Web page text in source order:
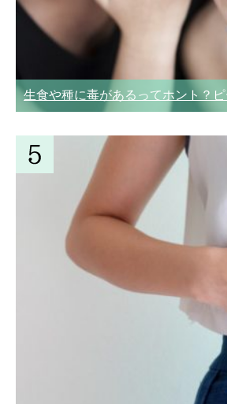
生食や種に毒があるってホント？